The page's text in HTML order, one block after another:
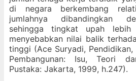
di negara berkembang
jumlahnya dibandingkan
sehingga tingkat upah
menyebabkan nilai balik
tinggi (Ace Suryadi, Pendidikan,
Pembangunan: Isu, Teori
Pustaka: Jakarta, 1999, h.247).